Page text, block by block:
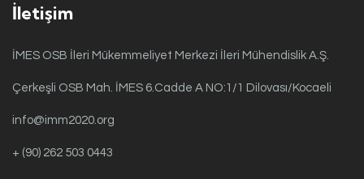
İletişim
İMES OSB İleri Mükemmeliyet Merkezi İleri Mühendislik A.Ş.
Çerkeşli OSB Mah. İMES 6.Cadde A NO:1/1 Dilovası/Kocaeli
info@imm2020.org
+ (90) 262 503 0443